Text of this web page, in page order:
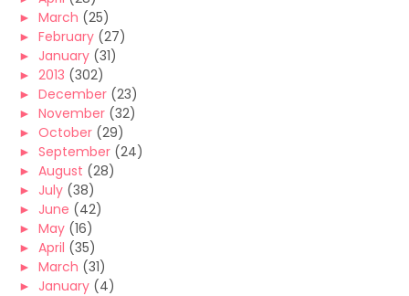
► March (25)
► February (27)
► January (31)
► 2013 (302)
► December (23)
► November (32)
► October (29)
► September (24)
► August (28)
► July (38)
► June (42)
► May (16)
► April (35)
► March (31)
► January (4)